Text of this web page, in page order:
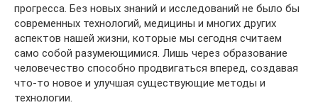
прогресса. Без новых знаний и исследований не было бы
современных технологий, медицины и многих других
аспектов нашей жизни, которые мы сегодня считаем
само собой разумеющимися. Лишь через образование
человечество способно продвигаться вперед, создавая
что-то новое и улучшая существующие методы и
технологии.